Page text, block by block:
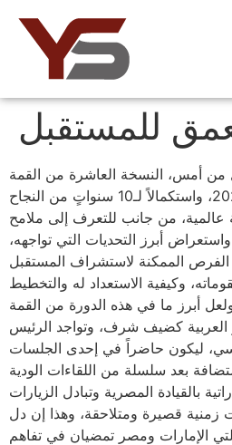
للمستقبل
أمس، النسخة العاشرة من القمة
العالمية للحكومات لعام 2023، واستكمالاً لـ10 سنواتٍ من النجاح
من جانب للتعرف إلى ملامح
أبرز التحديات التي تواجهه،
الممكنة لاستشراف المستقبل
وكيفية الاستعداد له والتخطيط
أبرز ما في هذه الدورة من القمة
كضيف شرف، وتواجد الرئيس
ليكون حاضراً في إحدى الجلسات
بعد سلسلة من اللقاءات الودية
بالقيادة المصرية وتبادل الزيارات
زمنية قصيرة ومتلاحقة، وهذا إن دل
الإمارات ومصر تمضيان في تفاهم